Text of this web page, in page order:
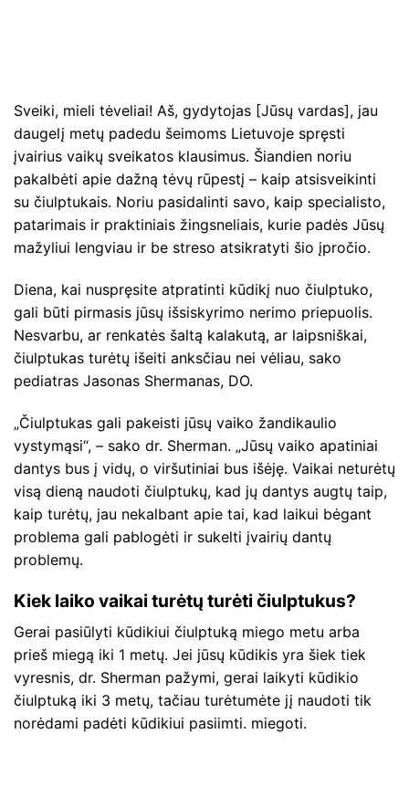
Sveiki, mieli tėveliai! Aš, gydytojas [Jūsų vardas], jau
daugelį metų padedu šeimoms Lietuvoje spręsti
įvairius vaikų sveikatos klausimus. Šiandien noriu
pakalbėti apie dažną tėvų rūpestį – kaip atsisveikinti
su čiulptukais. Noriu pasidalinti savo, kaip specialisto,
patarimais ir praktiniais žingsneliais, kurie padės Jūsų
mažyliui lengviau ir be streso atsikratyti šio įpročio.
Diena, kai nuspręsite atpratinti kūdikį nuo čiulptuko,
gali būti pirmasis jūsų išsiskyrimo nerimo priepuolis.
Nesvarbu, ar renkatės šaltą kalakutą, ar laipsniškai,
čiulptukas turėtų išeiti anksčiau nei vėliau, sako
pediatras Jasonas Shermanas, DO.
„Čiulptukas gali pakeisti jūsų vaiko žandikaulio
vystymąsi“, – sako dr. Sherman. „Jūsų vaiko apatiniai
dantys bus į vidų, o viršutiniai bus išėję. Vaikai neturėtų
visą dieną naudoti čiulptukų, kad jų dantys augtų taip,
kaip turėtų, jau nekalbant apie tai, kad laikui bėgant
problema gali pablogėti ir sukelti įvairių dantų
problemų.
Kiek laiko vaikai turėtų turėti čiulptukus?
Gerai pasiūlyti kūdikiui čiulptuką miego metu arba
prieš miegą iki 1 metų. Jei jūsų kūdikis yra šiek tiek
vyresnis, dr. Sherman pažymi, gerai laikyti kūdikio
čiulptuką iki 3 metų, tačiau turėtumėte jį naudoti tik
norėdami padėti kūdikiui pasiimti. miegoti.